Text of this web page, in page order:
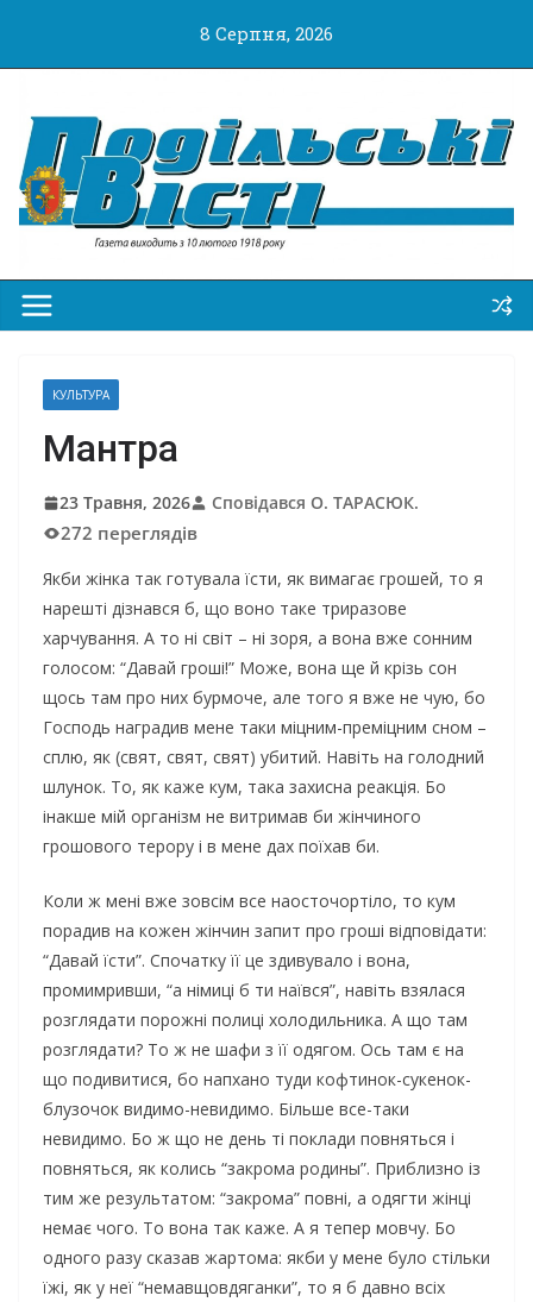
8 Серпня, 2026
КУЛЬТУРА
Мантра
23 Травня, 2026 Сповідався О. ТАРАСЮК.
272 переглядів
Якби жінка так готувала їсти, як вимагає грошей, то я
нарешті дізнався б, що воно таке триразове
харчування. А то ні світ – ні зоря, а вона вже сонним
голосом: “Давай гроші!” Може, вона ще й крізь сон
щось там про них бурмоче, але того я вже не чую, бо
Господь наградив мене таки міцним-преміцним сном –
сплю, як (свят, свят, свят) убитий. Навіть на голодний
шлунок. То, як каже кум, така захисна реакція. Бо
інакше мій організм не витримав би жінчиного
грошового терору і в мене дах поїхав би.
Коли ж мені вже зовсім все наосточортіло, то кум
порадив на кожен жінчин запит про гроші відповідати:
“Давай їсти”. Спочатку її це здивувало і вона,
промимривши, “а німиці б ти наївся”, навіть взялася
розглядати порожні полиці холодильника. А що там
розглядати? То ж не шафи з її одягом. Ось там є на
що подивитися, бо напхано туди кофтинок-сукенок-
блузочок видимо-невидимо. Більше все-таки
невидимо. Бо ж що не день ті поклади повняться і
повняться, як колись “закрома родины”. Приблизно із
тим же результатом: “закрома” повні, а одягти жінці
немає чого. То вона так каже. А я тепер мовчу. Бо
одного разу сказав жартома: якби у мене було стільки
їжі, як у неї “немавщовдяганки”, то я б давно всіх